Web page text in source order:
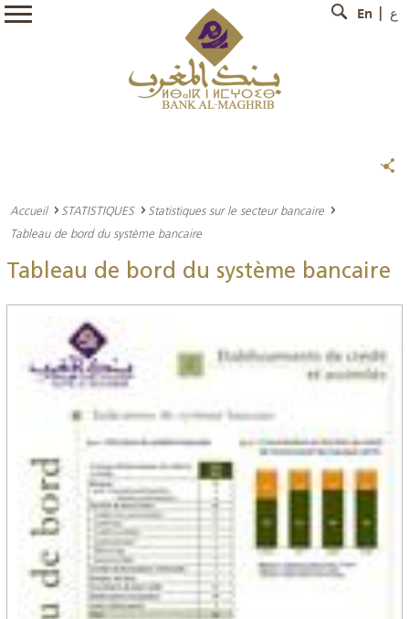
En ع
Accueil STATISTIQUES
Statistiques sur le secteur bancaire
Tableau de bord du système bancaire
Tableau de bord du système bancaire